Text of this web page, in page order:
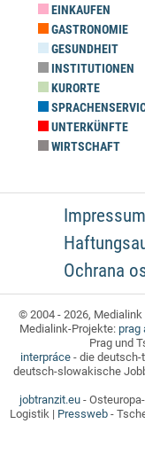
EINKAUFEN
GASTRONOMIE
GESUNDHEIT
INSTITUTIONEN
KURORTE
UNTERKÜNFTE
WIRTSCHAFT
Impressum
Ochrana
© 2004 - 2026,
Medialink-Projekte: prag
Prag und
interpráce- die deutsch-
deutsch-slowakische
jobtranzit.eu-
Logistik | Pressweb -